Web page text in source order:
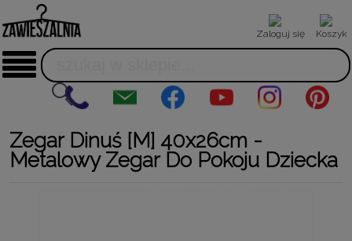
Zaloguj się Koszyk
Zegar Dinuś [M] 40x26cm -
Metalowy Zegar Do Pokoju Dziecka